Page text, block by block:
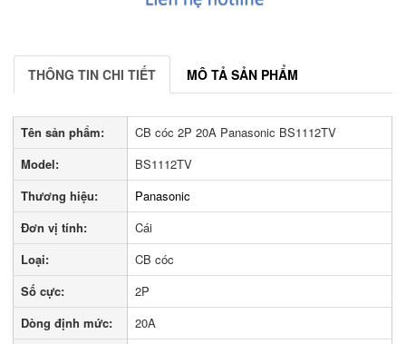
THÔNG TIN CHI TIẾT MÔ TẢ SẢN PHẨM
Tên sản phẩm:
CB cóc 2P 20A Panasonic BS1112TV
Model:
BS1112TV
Thương hiệu:
Panasonic
Đơn vị tính:
Cái
Loại:
CB cóc
Số cực:
2P
Dòng định mức:
20A